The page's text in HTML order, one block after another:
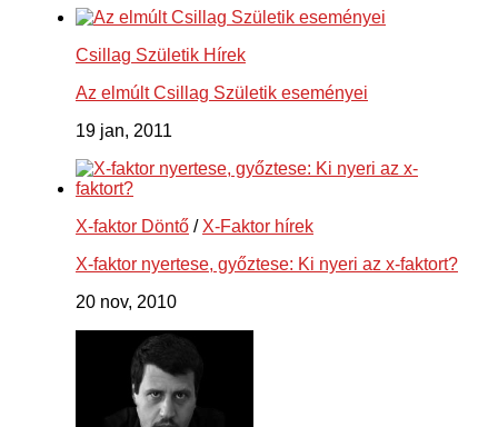
Csillag Születik Hírek
Az elmúlt Csillag Születik eseményei
19 jan, 2011
X-faktor Döntő / X-Faktor hírek
X-faktor nyertese, győztese: Ki nyeri az x-faktort?
20 nov, 2010